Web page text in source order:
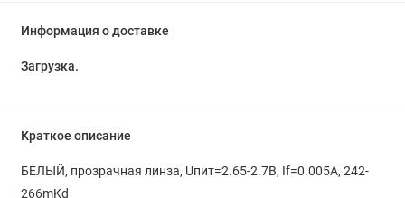
Информация о доставке
Загрузка...
Краткое описание
БЕЛЫЙ, прозрачная линза, Uпит=2.65-2.7В, If=0.005A, 242-
266mKd